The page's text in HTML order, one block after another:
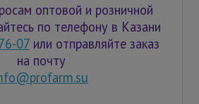
оптовой и розничной
по телефону в Казани
07или отправляйте заказ
на почту